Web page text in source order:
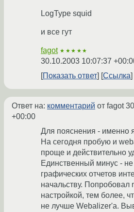
LogType squid
и все гут
fagot ★★★★★
30.10.2003 10:07:37
Показать ответ
Ссылка
Ответ на: комментарий от fagot
+00:00
Для пояснения - именно
На сегодня пробую и
проще и действительно
Единственный минус - не
графических отчетов
начальству. Попробовал
настройкой, тем более,
не лучше Webalizer'а.